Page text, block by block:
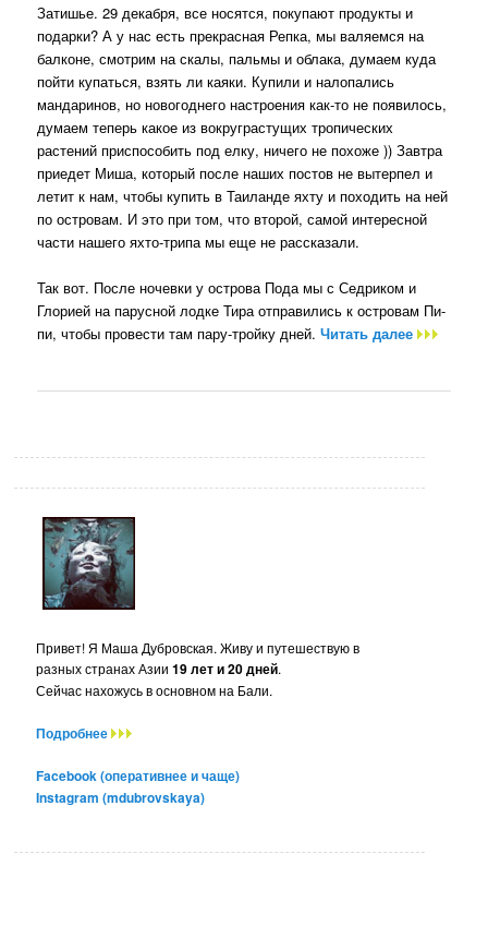
Затишье. 29 декабря, все носятся, покупают продукты и
подарки? А у нас есть прекрасная Репка, мы валяемся на
балконе, смотрим на скалы, пальмы и облака, думаем куда
пойти купаться, взять ли каяки. Купили и налопались
мандаринов, но новогоднего настроения как-то не появилось,
думаем теперь какое из вокруграстущих тропических
растений приспособить под елку, ничего не похоже )) Завтра
приедет Миша, который после наших постов не вытерпел и
летит к нам, чтобы купить в Таиланде яхту и походить на ней
по островам. И это при том, что второй, самой интересной
части нашего яхто-трипа мы еще не рассказали.
Так вот. После ночевки у острова Пода мы с Седриком и
Глорией на парусной лодке Тира отправились к островам Пи-
пи, чтобы провести там пару-тройку дней.Читать далее
Привет! Я Маша Дубровская. Живу и путешествую в
разных странах Азии19 лет и 20 дней.
Сейчас нахожусь в основном на Бали.
Подробнее
Facebook (оперативнее и чаще)
Instagram (mdubrovskaya)